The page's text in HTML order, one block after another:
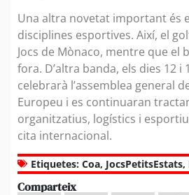
Una altra novetat important és
disciplines esportives. Així, el
Jocs de Mònaco, mentre que el
fora. D’altra banda, els dies 12 i
celebrarà l’assemblea general
Europeu i es continuaran
organitzatius, logístics i
cita internacional.
Etiquetes: Coa, JocsPetitsEstats,
Comparteix